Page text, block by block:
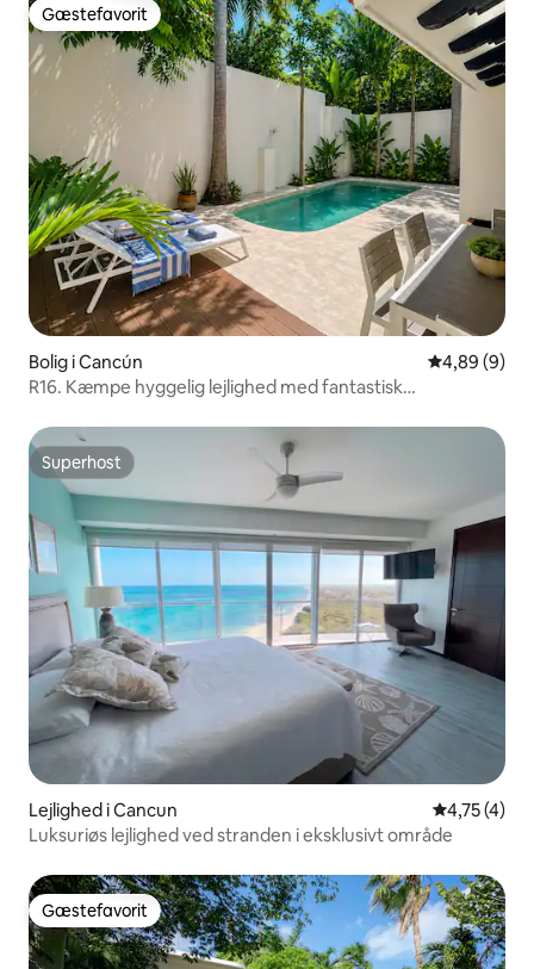
Gæstefavorit
Gæstefavorit
Bolig i Cancún 4,89 ud af 5
4,89 (9)
R16. Kæmpe hyggelig lejlighed med fantastisk
Superhost
Superhost
Lejlighed i Cancun 4,75 ud af
4,75 (4)
Luksuriøs lejlighed ved stranden i eksklusivt område
Gæstefavorit
Gæstefavorit